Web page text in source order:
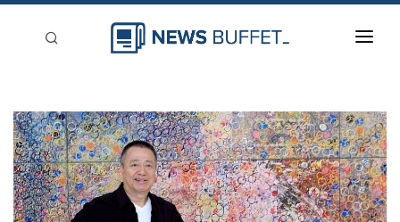
新聞稿分類
登入
刊登